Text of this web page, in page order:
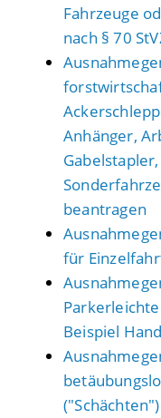
Fahrzeuge
nach § 70
Anhänger,
beantragen
für
Beispiel
("Schächten")